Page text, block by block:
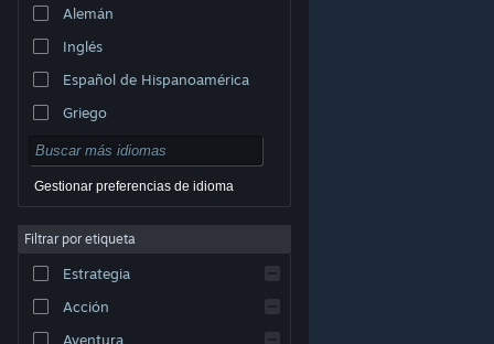
© Valve Corporation. Todos los derechos reservados.
respectivos dueños en EE. UU. y otros países.
Acuerdo de Suscriptor a Steam
Cookies
Alemán
Inglés
Español de Hispanoamérica
Griego
Gestionar preferencias de idioma
Filtrar por etiqueta
Estrategia
Acción
Aventura